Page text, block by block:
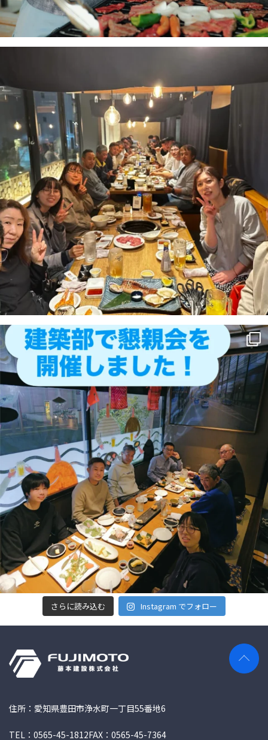
さらに読み込む Instagram でフォロー
住所：愛知県豊田市浄水町一丁目55番地6
TEL：0565-45-1812FAX：0565-45-7364